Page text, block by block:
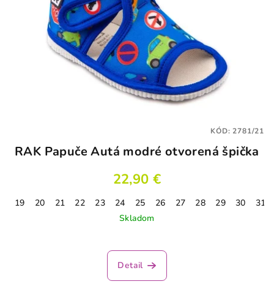
RAK Papuče Autá modré otvorená špička
22,90 €
19 20 21 22 23 24 25 26 27 28 29 30
31
Skladom
hodnotenie
produktu
Detail
KÓD:2781/21